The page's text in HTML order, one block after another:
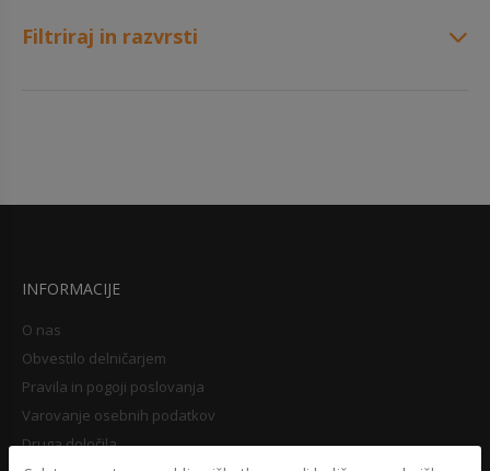
Filtriraj in razvrsti
INFORMACIJE
O nas
Obvestilo delničarjem
Pravila in pogoji poslovanja
Varovanje osebnih podatkov
Druga določila